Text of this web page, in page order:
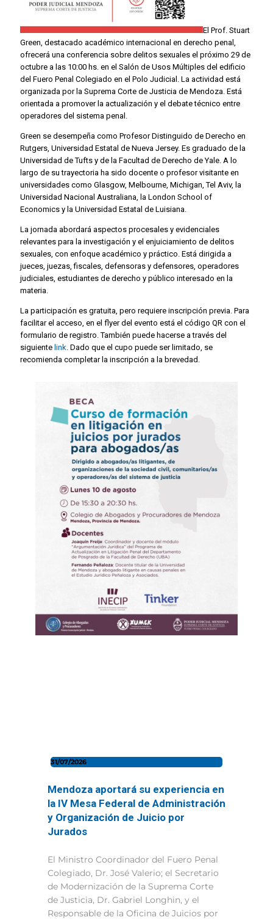
El Prof. Stuart
Green, destacado académico internacional en derecho penal,
ofrecerá una conferencia sobre delitos sexuales el próximo 29 de
octubre a las 10:00 hs. en el Salón de Usos Múltiples del edificio
del Fuero Penal Colegiado en el Polo Judicial. La actividad está
organizada por la Suprema Corte de Justicia de Mendoza. Está
orientada a promover la actualización y el debate técnico entre
operadores del sistema penal.
Green se desempeña como Profesor Distinguido de Derecho en
Rutgers, Universidad Estatal de Nueva Jersey. Es graduado de la
Universidad de Tufts y de la Facultad de Derecho de Yale. A lo
largo de su trayectoria ha sido docente o profesor visitante en
universidades como Glasgow, Melbourne, Michigan, Tel Aviv, la
Universidad Nacional Australiana, la London School of
Economics y la Universidad Estatal de Luisiana.
La jornada abordará aspectos procesales y evidenciales
relevantes para la investigación y el enjuiciamiento de delitos
sexuales, con enfoque académico y práctico. Está dirigida a
jueces, juezas, fiscales, defensoras y defensores, operadores
judiciales, estudiantes de derecho y público interesado en la
materia.
La participación es gratuita, pero requiere inscripción previa. Para
facilitar el acceso, en el flyer del evento está el código QR con el
formulario de registro. También puede hacerse a través del
siguiente link. Dado que el cupo puede ser limitado, se
recomienda completar la inscripción a la brevedad.
31/07/2026
Mendoza aportará su experiencia en
la IV Mesa Federal de Administración
y Organización de Juicio por
Jurados
El Ministro Coordinador del Fuero Penal
Colegiado, Dr. José Valerio; el Secretario
de Modernización de la Suprema Corte
de Justicia, Dr. Gabriel Longhin, y el
Responsable de la Oficina de Juicios por